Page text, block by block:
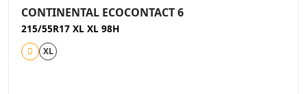
CONTINENTAL ECOCONTACT 6
215/55R17 XL XL 98H
XL